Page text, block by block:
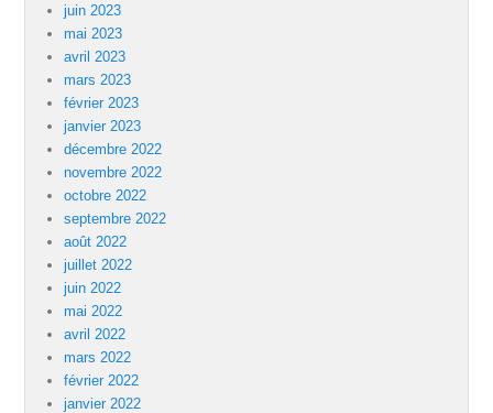
juin 2023
mai 2023
avril 2023
mars 2023
février 2023
janvier 2023
décembre 2022
novembre 2022
octobre 2022
septembre 2022
août 2022
juillet 2022
juin 2022
mai 2022
avril 2022
mars 2022
février 2022
janvier 2022